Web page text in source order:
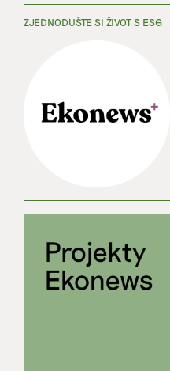
ZJEDNODUŠTE SI ŽIVOT S ESG